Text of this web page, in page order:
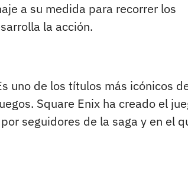
a su medida para recorrer los
la acción.
uno de los títulos más icónicos
Square Enix ha creado el
seguidores de la saga y en el